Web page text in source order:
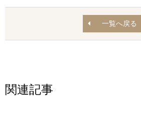
一覧へ戻る
関連記事